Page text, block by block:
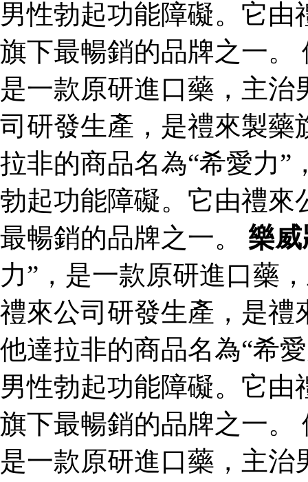
男性勃起功能障礙。它
旗下最暢銷的品牌之一。
是一款原研進口藥，主
司研發生產，是禮來製藥
拉非的商品名為“希愛力”
勃起功能障礙。它由禮來
最暢銷的品牌之一。 樂威
力”，是一款原研進口藥
禮來公司研發生產，是禮
他達拉非的商品名為“希
男性勃起功能障礙。它
旗下最暢銷的品牌之一。
是一款原研進口藥，主